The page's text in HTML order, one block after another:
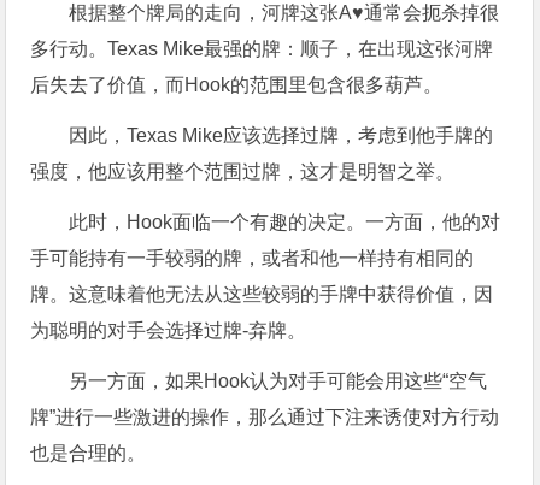
根据整个牌局的走向，河牌这张A♥通常会扼杀掉很
多行动。Texas Mike最强的牌：顺子，在出现这张河牌
后失去了价值，而Hook的范围里包含很多葫芦。
因此，Texas Mike应该选择过牌，考虑到他手牌的
强度，他应该用整个范围过牌，这才是明智之举。
此时，Hook面临一个有趣的决定。一方面，他的对
手可能持有一手较弱的牌，或者和他一样持有相同的
牌。这意味着他无法从这些较弱的手牌中获得价值，因
为聪明的对手会选择过牌-弃牌。
另一方面，如果Hook认为对手可能会用这些“空气
牌”进行一些激进的操作，那么通过下注来诱使对方行动
也是合理的。